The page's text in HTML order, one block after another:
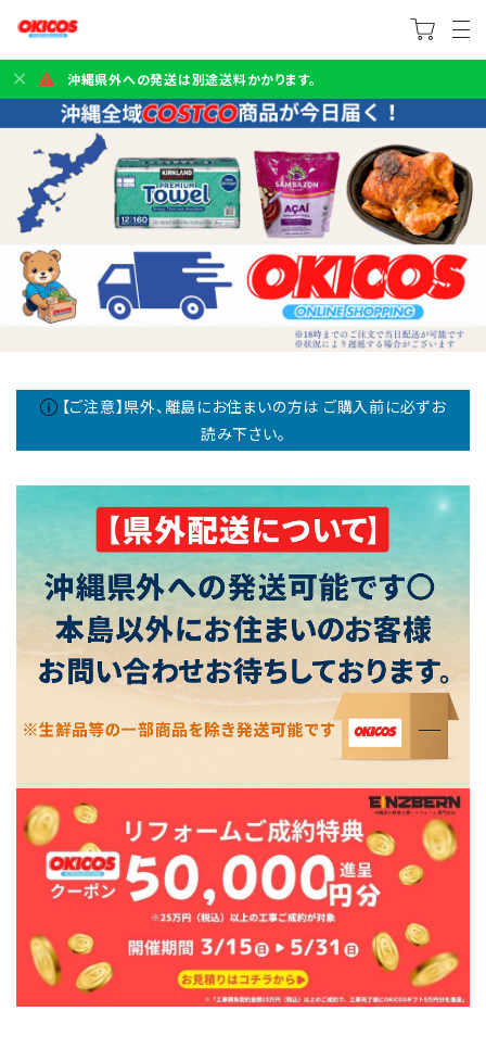
沖縄県外への発送は別途送料かかります。
【ご注意】県外、離島にお住まいの方は ご購入前に必ずお
読み下さい。